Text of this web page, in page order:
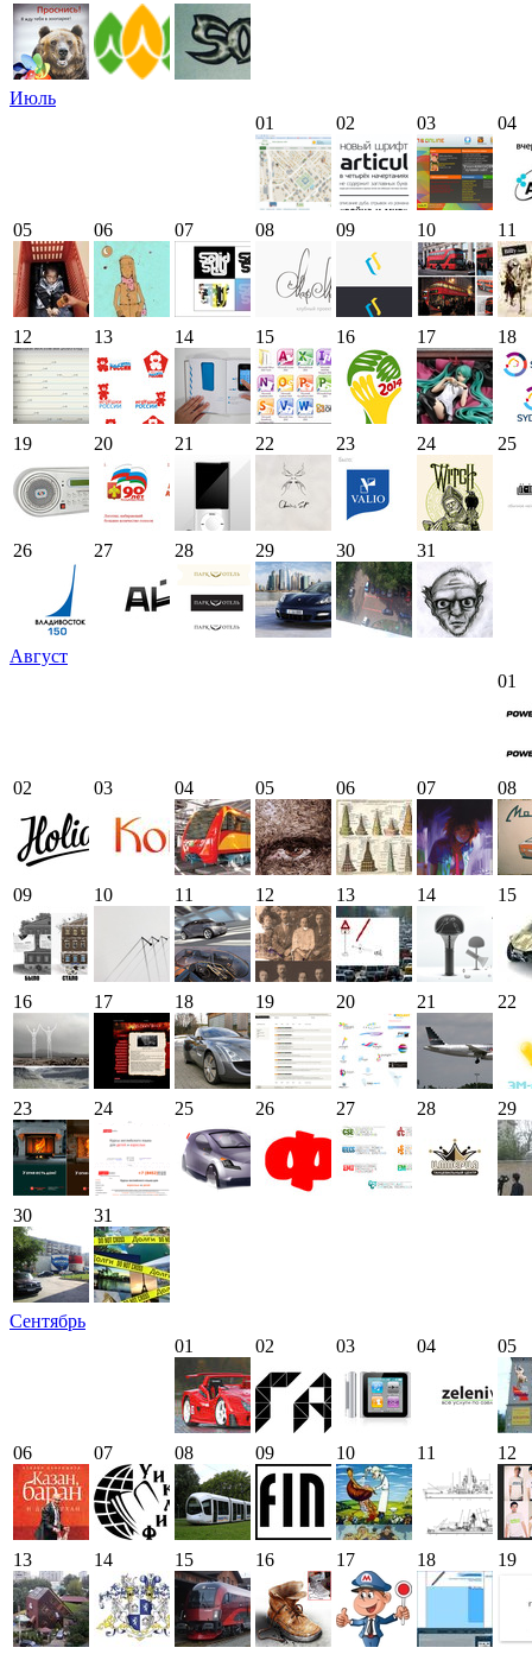
Июль
01
02 03 04
05 06 07 08 09 10 11
12 13 14 15 16 17 18
19 20 21 22 23 24 25
26 27 28 29 30 31
Август
01
02 03 04 05 06 07 08
09 10 11 12 13 14 15
16 17 18 19 20 21 22
23 24 25 26 27 28 29
30 31
Сентябрь
01
02 03 04 05
06 07 08 09 10 11 12
13 14 15 16 17 18 19